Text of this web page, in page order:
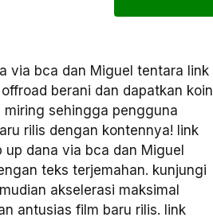
via bca dan Miguel tentara link
berani dan dapatkan koin
sehingga pengguna
rilis dengan kontennya! link
dana via bca dan Miguel
teks terjemahan. kunjungi
akselerasi maksimal
antusias film baru rilis. link